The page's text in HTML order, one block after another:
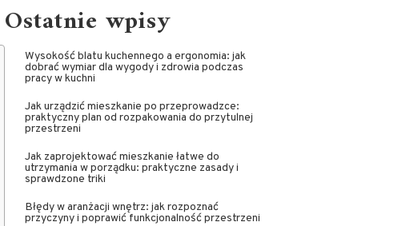
Ostatnie wpisy
Wysokość blatu kuchennego a ergonomia: jak
dobrać wymiar dla wygody i zdrowia podczas
pracy w kuchni
Jak urządzić mieszkanie po przeprowadzce:
praktyczny plan od rozpakowania do przytulnej
przestrzeni
Jak zaprojektować mieszkanie łatwe do
utrzymania w porządku: praktyczne zasady i
sprawdzone triki
Błędy w aranżacji wnętrz: jak rozpoznać
przyczyny i poprawić funkcjonalność przestrzeni